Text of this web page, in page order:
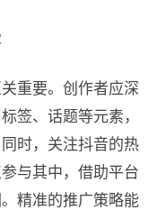
重要。创作者应深
签、话题等元素，
时，关注抖音的热
与其中，借助平台
精准的推广策略能